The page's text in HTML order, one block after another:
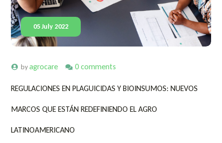
05 July 2022
byagrocare 0 comments
REGULACIONES EN PLAGUICIDAS Y BIOINSUMOS: NUEVOS
MARCOS QUE ESTÁN REDEFINIENDO EL AGRO
LATINOAMERICANO